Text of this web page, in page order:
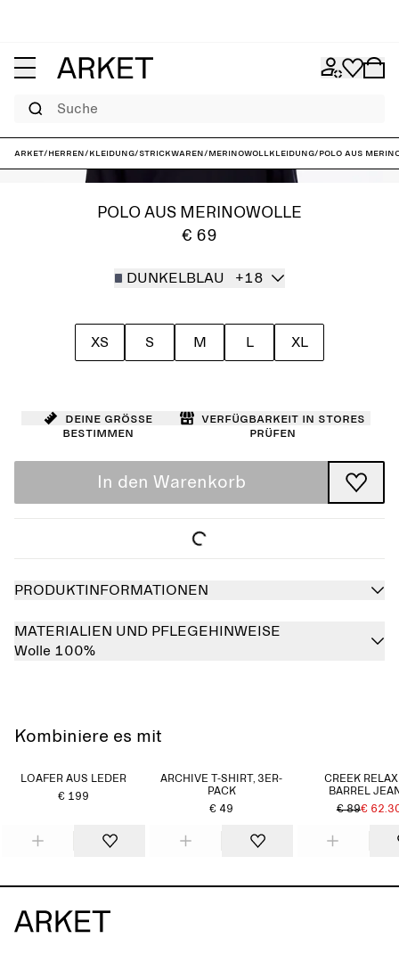
Suche
ARKET/Herren/Kleidung/Strickwaren/Merinowollkleidung/Polo aus
POLO AUS MERINOWOLLE
€ 69
DUNKELBLAU +18
XS S M L XL
Deine Größe
bestimmen
Verfügbarkeit in Stores
prüfen
In den Warenkorb
PRODUKTINFORMATIONEN
MATERIALIEN UND PFLEGEHINWEISE
Wolle 100%
Kombiniere es mit
LOAFER AUS LEDER
€ 199
ARCHIVE T-SHIRT, 3ER-
PACK
€ 49
CREEK
BARREL
€ 89€